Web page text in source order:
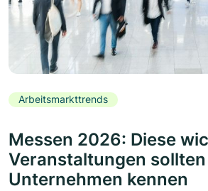
Arbeitsmarkttrends
Messen 2026: Diese
Veranstaltungen sollten
Unternehmen kennen